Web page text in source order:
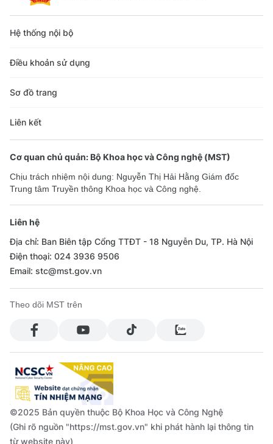
Hệ thống nội bộ
Điều khoản sử dụng
Sơ đồ trang
Liên kết
Cơ quan chủ quản: Bộ Khoa học và Công nghệ (MST)
Chịu trách nhiệm nội dung: Nguyễn Thị Hải Hằng Giám đốc
Trung tâm Truyền thông Khoa học và Công nghệ.
Liên hệ
Địa chỉ: Ban Biên tập Cổng TTĐT - 18 Nguyễn Du, TP. Hà Nội
Điện thoại: 024 3936 9506
Email: stc@mst.gov.vn
Theo dõi MST trên
©2025 Bản quyền thuộc Bộ Khoa Học và Công Nghệ
(Ghi rõ nguồn "https://mst.gov.vn" khi phát hành lại thông tin
từ website này)